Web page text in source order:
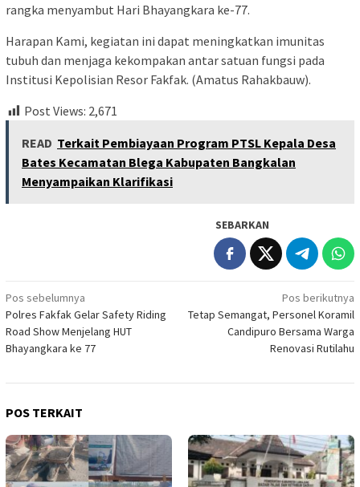
rangka menyambut Hari Bhayangkara ke-77.
Harapan Kami, kegiatan ini dapat meningkatkan imunitas
tubuh dan menjaga kekompakan antar satuan fungsi pada
Institusi Kepolisian Resor Fakfak. (Amatus Rahakbauw).
Post Views: 2,671
READ Terkait Pembiayaan Program PTSL Kepala Desa
Bates Kecamatan Blega Kabupaten Bangkalan
Menyampaikan Klarifikasi
SEBARKAN
Navigasi
pos
Pos sebelumnya
Polres Fakfak Gelar Safety Riding
Road Show Menjelang HUT
Bhayangkara ke 77
Pos berikutnya
Tetap Semangat, Personel Koramil
Candipuro Bersama Warga
Renovasi Rutilahu
POS TERKAIT